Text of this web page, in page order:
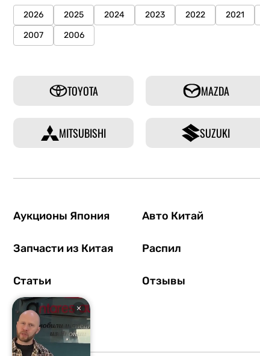
2026 2025 2024 2023 2022 2021
2007
2006
TOYOTA MAZDA
MITSUBISHI SUZUKI
Аукционы Япония Авто Китай
Запчасти из Китая Распил
Статьи Отзывы